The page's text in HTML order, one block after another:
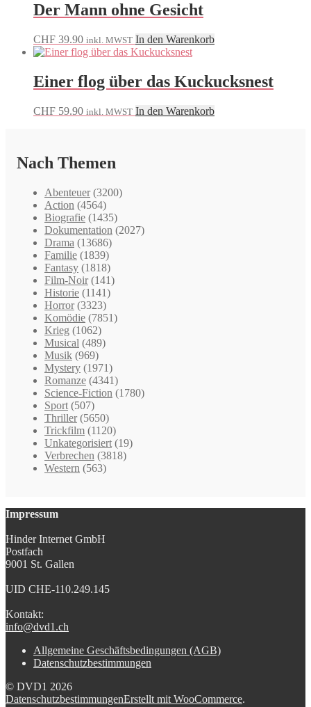
Der Mann ohne Gesicht
CHF 39.90 inkl. MWST In den Warenkorb
Einer flog über das Kuckucksnest
CHF 59.90 inkl. MWST In den Warenkorb
Nach Themen
Abenteuer (3200)
Action (4564)
Biografie (1435)
Dokumentation (2027)
Drama (13686)
Familie (1839)
Fantasy (1818)
Film-Noir (141)
Historie (1141)
Horror (3323)
Komödie (7851)
Krieg (1062)
Musical (489)
Musik (969)
Mystery (1971)
Romanze (4341)
Science-Fiction (1780)
Sport (507)
Thriller (5650)
Trickfilm (1120)
Unkategorisiert (19)
Verbrechen (3818)
Western (563)
Impressum
Hinder Internet GmbH
Postfach
9001 St. Gallen
UID CHE-110.249.145
Kontakt:
info@dvd1.ch
Allgemeine Geschäftsbedingungen (AGB)
Datenschutzbestimmungen
© DVD1 2026
DatenschutzbestimmungenErstellt mit WooCommerce.